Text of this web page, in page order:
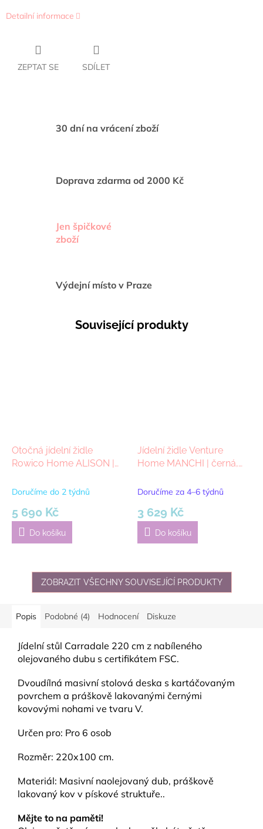
Detailní informace
ZEPTAT SE SDÍLET
30 dní na vrácení zboží
Doprava zdarma od 2000 Kč
Jen špičkové
zboží
Výdejní místo v Praze
Související produkty
Otočná jídelní židle
Rowico Home ALISON |
Doručíme do 2 týdnů
5 690 Kč
Do košíku
Jídelní židle Venture
Home MANCHI | černá,
Doručíme za 4–6 týdnů
3 629 Kč
Do košíku
ZOBRAZIT VŠECHNY SOUVISEJÍCÍ PRODUKTY
Popis Podobné (4) Hodnocení Diskuze
Jídelní stůl Carradale 220 cm z nabíleného
olejovaného dubu s certifikátem FSC.
Dvoudílná masivní stolová deska s kartáčovaným
povrchem a práškově lakovanými černými
kovovými nohami ve tvaru V.
Určen pro: Pro 6 osob
Rozměr: 220x100 cm.
Materiál: Masivní naolejovaný dub, práškově
lakovaný kov v pískové struktuře..
Mějte to na paměti!